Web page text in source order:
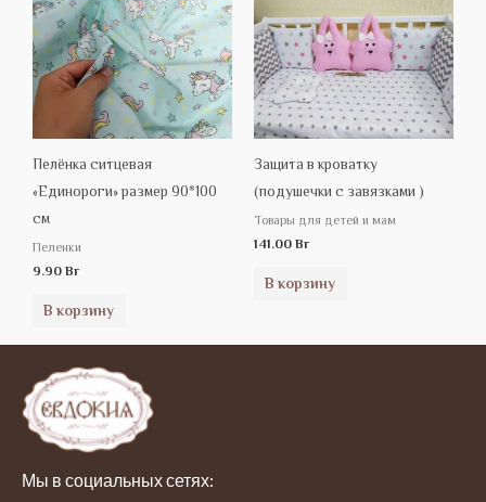
Пелёнка ситцевая
«Единороги» размер 90*100
см
Пеленки
9.90 Br
В корзину
Защита в кроватку
(подушечки с завязками )
Товары для детей и мам
141.00 Br
В корзину
Мы в социальных сетях: